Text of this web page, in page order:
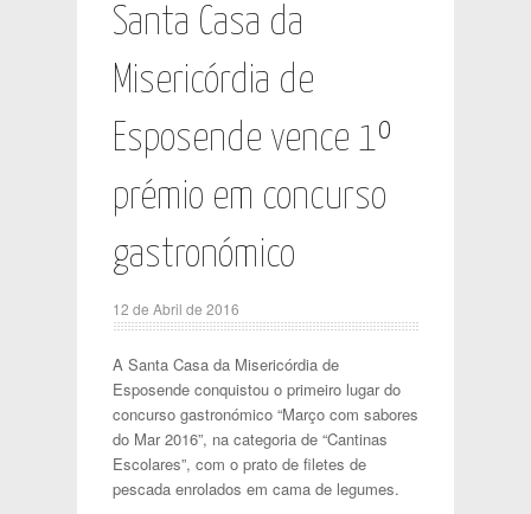
Santa Casa da
Misericórdia de
Esposende vence 1º
prémio em concurso
gastronómico
12 de Abril de 2016
A Santa Casa da Misericórdia de
Esposende conquistou o primeiro lugar do
concurso gastronómico “Março com sabores
do Mar 2016”, na categoria de “Cantinas
Escolares”, com o prato de filetes de
pescada enrolados em cama de legumes.